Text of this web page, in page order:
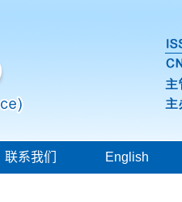
联系我们 English